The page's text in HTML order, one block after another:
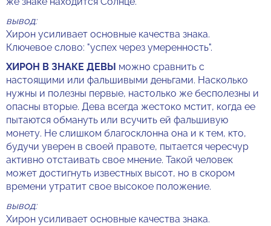
вывод:
Хирон усиливает основные качества знака.
Ключевое слово: "успех через умеренность".
ХИРОН В ЗНАКЕ ДЕВЫ можно сравнить с
настоящими или фальшивыми деньгами. Насколько
нужны и полезны первые, настолько же бесполезны и
опасны вторые. Дева всегда жестоко мстит, когда ее
пытаются обмануть или всучить ей фальшивую
монету. Не слишком благосклонна она и к тем, кто,
будучи уверен в своей правоте, пытается чересчур
активно отстаивать свое мнение. Такой человек
может достигнуть известных высот, но в скором
времени утратит свое высокое положение.
вывод:
Хирон усиливает основные качества знака.